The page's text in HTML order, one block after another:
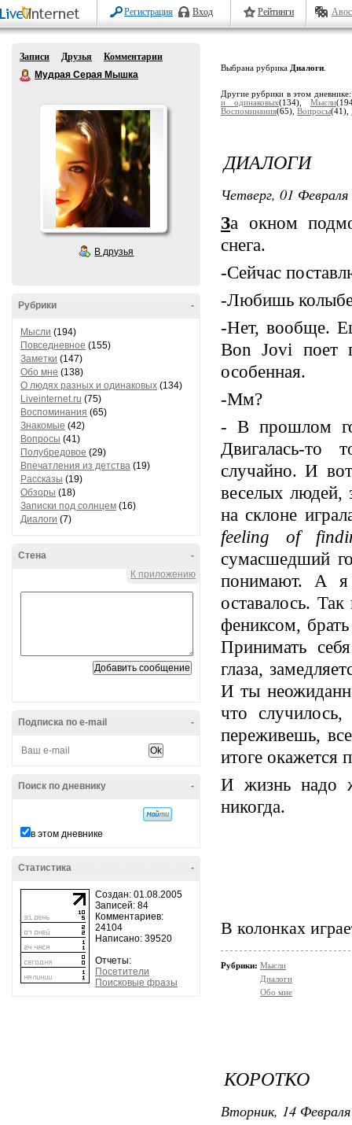
Регистрация Вход Рейтинги
Записи Друзья
Комментарии
Мудрая Серая Мышка
В друзья
-
Рубрики
Мысли (194)
Повседневное (155)
Заметки (147)
Обо мне (138)
О людях разных и одинаковых (134)
Liveinternet.ru (75)
Воспоминания (65)
Знакомые (42)
Вопросы (41)
Полубредовое (29)
Впечатления из детства (19)
Рассказы (19)
Обзоры (18)
Записки под солнцем (16)
Диалоги (7)
-
Стена
К приложению
-
Подписка по e-mail
-
Поиск по дневнику
в этом дневнике
-
Статистика
Создан: 01.08.2005
Записей: 84
Комментариев:
24104
Написано: 39520
Отчеты:
Посетители
Поисковые фразы
Выбрана рубрика Диалоги
Другие рубрики в этом
и одинаковых(134), Мысли
Воспоминания(65), Вопросы(41),
ДИАЛОГИ
Четверг, 01
За окном
снега.
-Сейчас
-Любишь
-Нет, вообще.
Bon Jovi поет
особенная.
-Мм?
- В прошлом
Двигалась-то
случайно. И
веселых людей,
на склоне
feeling of
сумасшедший
понимают. А
оставалось.
фениксом,
Принимать
глаза,
И ты
что
переживешь,
итоге окажется
И жизнь надо
никогда.
В колонках
Рубрики: Мысли
Диалоги
Обо мне
КОРОТКО
Вторник, 14